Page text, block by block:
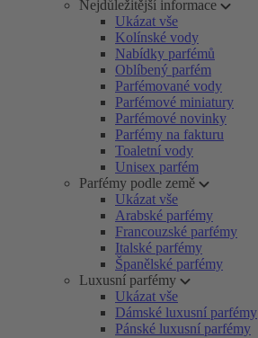
Nejdůležitější informace
Ukázat vše
Kolínské vody
Nabídky parfémů
Oblíbený parfém
Parfémované vody
Parfémové miniatury
Parfémové novinky
Parfémy na fakturu
Toaletní vody
Unisex parfém
Parfémy podle země
Ukázat vše
Arabské parfémy
Francouzské parfémy
Italské parfémy
Španělské parfémy
Luxusní parfémy
Ukázat vše
Dámské luxusní parfémy
Pánské luxusní parfémy